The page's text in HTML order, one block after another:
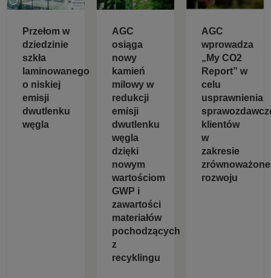
Przełom w
dziedzinie
szkła
laminowanego
o niskiej
emisji
dwutlenku
węgla
AGC
osiąga
nowy
kamień
milowy w
redukcji
emisji
dwutlenku
węgla
dzięki
nowym
wartościom
GWP i
zawartości
materiałów
pochodzących
z
recyklingu
AGC
wprowadza
„My CO2
Report” w
celu
usprawnienia
klientów
w
zakresie
rozwoju